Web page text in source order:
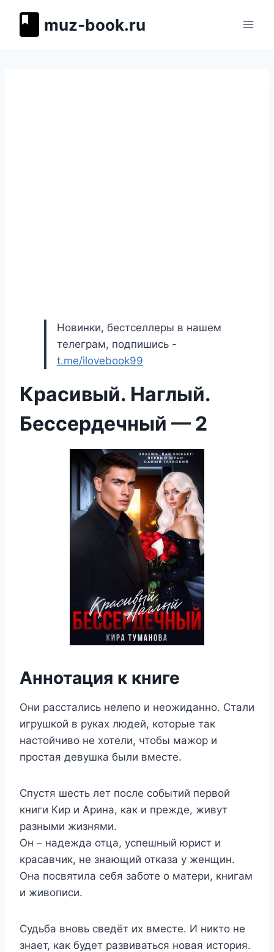
muz-book.ru
Новинки, бестселлеры в нашем
телеграм, подпишись -
t.me/ilovebook99
Красивый. Наглый.
Бессердечный — 2
Аннотация к книге
Они расстались нелепо и неожиданно. Стали
игрушкой в руках людей, которые так
настойчиво не хотели, чтобы мажор и
простая девушка были вместе.
Спустя шесть лет после событий первой
книги Кир и Арина, как и прежде, живут
разными жизнями.
Он – надежда отца, успешный юрист и
красавчик, не знающий отказа у женщин.
Она посвятила себя заботе о матери, книгам
и живописи.
Судьба вновь сведёт их вместе. И никто не
знает, как будет развиваться новая история.